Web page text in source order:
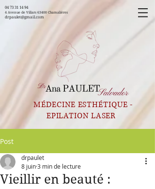
04 73 31 14 94
4 Avenue de Villars 63400 Chamalières
drpaulet@gmail.com
MÉDECINE ESTHÉTIQUE -
EPILATION LASER
Post
Vieillir en beauté :
drpaulet
8 juin3 min de lecture